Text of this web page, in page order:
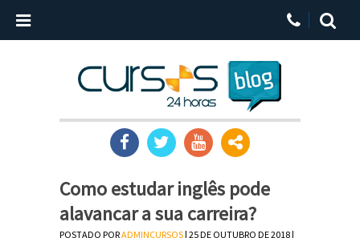
Como estudar inglês pode
alavancar a sua carreira?
POSTADO PORADMINCURSOS| 25 DE OUTUBRO DE 2018 |